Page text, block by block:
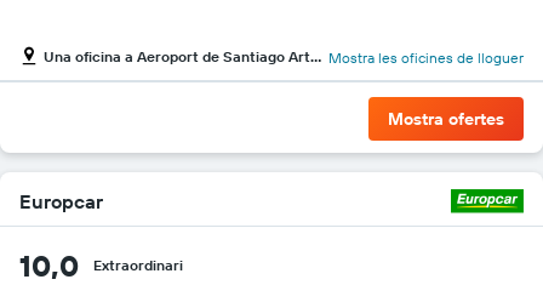
Una oficina a Aeroport de Santiago Arturo Merino Benitez Mostra les oficines de lloguer
Mostra ofertes
Europcar
10,0 Extraordinari